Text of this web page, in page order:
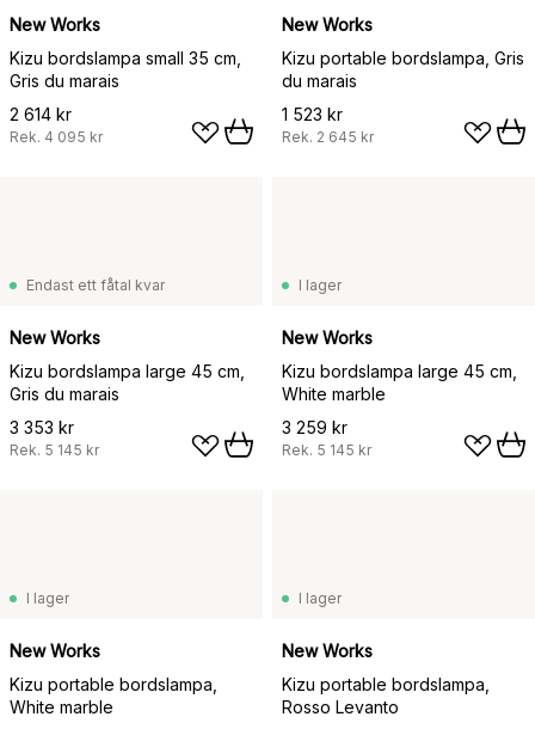
New Works
Kizu bordslampa small 35 cm,
Gris du marais
2 614 kr
Rek. 4 095 kr
New Works
Kizu portable bordslampa, Gris
du marais
1 523 kr
Rek. 2 645 kr
Endast ett fåtal kvar
New Works
Kizu bordslampa large 45 cm,
Gris du marais
3 353 kr
Rek. 5 145 kr
I lager
New Works
Kizu bordslampa large 45 cm,
White marble
3 259 kr
Rek. 5 145 kr
I lager
New Works
Kizu portable bordslampa,
White marble
I lager
New Works
Kizu portable bordslampa,
Rosso Levanto